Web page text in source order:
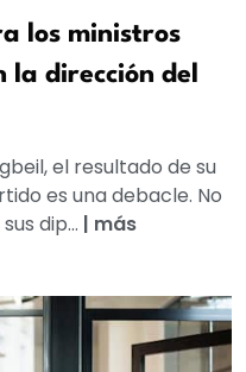
los ministros
la dirección del
el resultado de su
es una debacle. No
dip... | más